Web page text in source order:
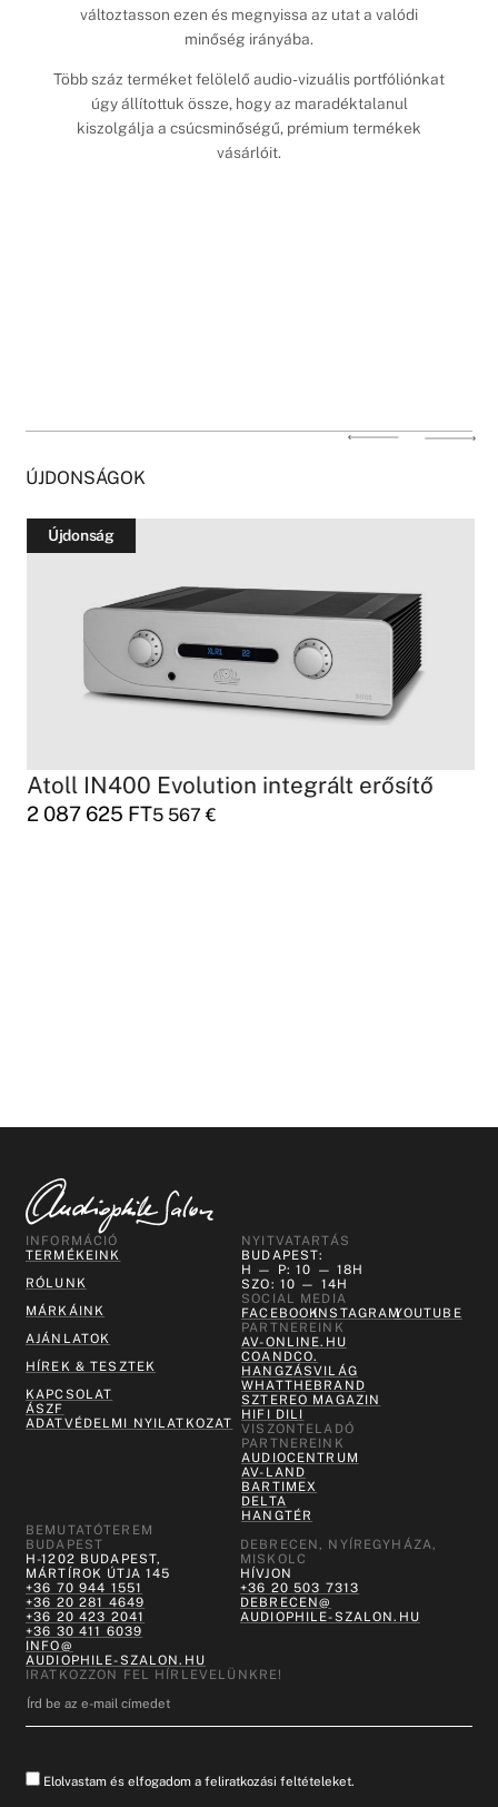
változtasson ezen és megnyissa az utat a valódi
minőség irányába.
Több száz terméket felölelő audio-vizuális portfóliónkat
úgy állítottuk össze, hogy az maradéktalanul
kiszolgálja a csúcsminőségű, prémium termékek
vásárlóit.
ÚJDONSÁGOK
Újdonság
Atoll IN400 Evolution integrált erősítő
2 087 625 FT5 567 €
INFORMÁCIÓ
TERMÉKEINK
RÓLUNK
MÁRKÁINK
AJÁNLATOK
HÍREK & TESZTEK
KAPCSOLAT
ÁSZF
ADATVÉDELMI NYILATKOZAT
NYITVATARTÁS
BUDAPEST:
H — P: 10 — 18H
SZO: 10 — 14H
SOCIAL MEDIA
FACEBOOKINSTAGRAMYOUTUBE
PARTNEREINK
AV-ONLINE.HU
COANDCO.
HANGZÁSVILÁG
WHATTHEBRAND
SZTEREO MAGAZIN
HIFI DILI
VISZONTELADÓ
PARTNEREINK
AUDIOCENTRUM
AV-LAND
BARTIMEX
DELTA
HANGTÉR
BEMUTATÓTEREM
BUDAPEST
H-1202 BUDAPEST,
MÁRTÍROK ÚTJA 145
+36 70 944 1551
+36 20 281 4649
+36 20 423 2041
+36 30 411 6039
INFO@
AUDIOPHILE-SZALON.HU
DEBRECEN, NYÍREGYHÁZA,
MISKOLC
HÍVJON
+36 20 503 7313
DEBRECEN@
AUDIOPHILE-SZALON.HU
IRATKOZZON FEL HÍRLEVELÜNKRE!
Elolvastam és elfogadom a feliratkozási feltételeket.